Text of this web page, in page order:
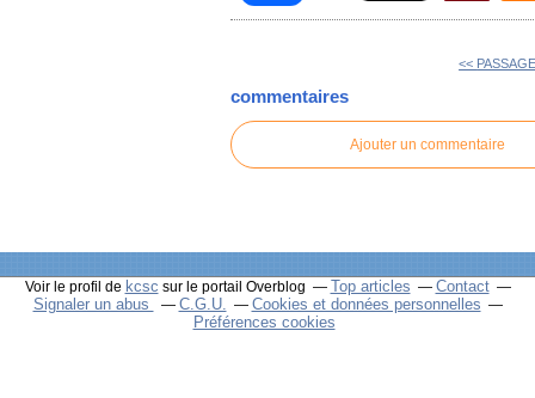
<<
commentaires
Ajouter un commentaire
Voir le profil de kcsc sur le portail Overblog Top articles
Contact
Signaler un abus
C.G.U.
Cookies et données personnelles
Préférences cookies